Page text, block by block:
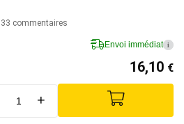
33 commentaires
Envoi immédiat i
16,10 €
+